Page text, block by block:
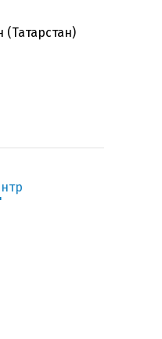
(Татарстан)